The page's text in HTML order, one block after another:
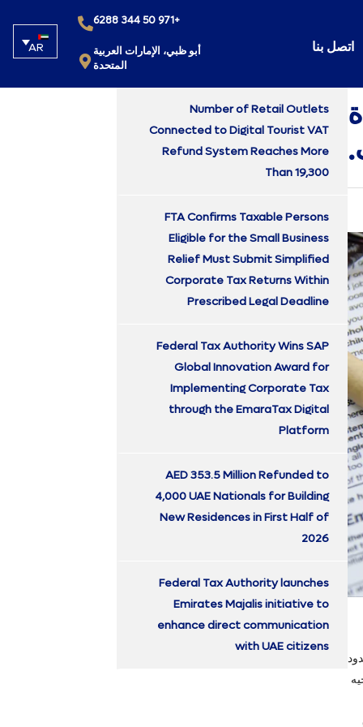
اتصل بنا
+971 50 344 6288
أبو ظبي، الإمارات العربية
المتحدة
AR
العامة لحدود
Number of Retail Outlets
Connected to Digital Tourist VAT
Refund System Reaches More
Than 19,300
FTA Confirms Taxable Persons
Eligible for the Small Business
Relief Must Submit Simplified
Corporate Tax Returns Within
Prescribed Legal Deadline
Federal Tax Authority Wins SAP
Global Innovation Award for
Implementing Corporate Tax
through the EmaraTax Digital
Platform
AED 353.5 Million Refunded to
4,000 UAE Nationals for Building
New Residences in First Half of
2026
Federal Tax Authority launches
Emirates Majalis initiative to
enhance direct communication
with UAE citizens